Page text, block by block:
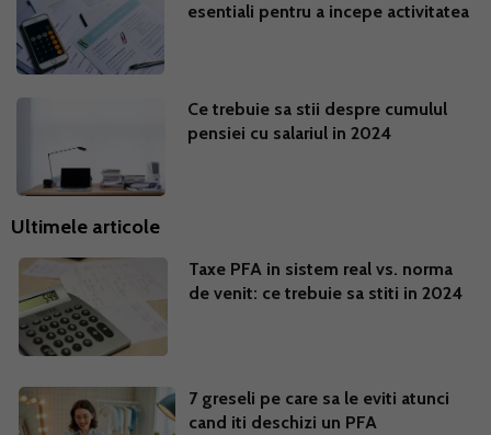
esentiali pentru a incepe activitatea
Ce trebuie sa stii despre cumulul
pensiei cu salariul in 2024
Ultimele articole
Taxe PFA in sistem real vs. norma
de venit: ce trebuie sa stiti in 2024
7 greseli pe care sa le eviti atunci
cand iti deschizi un PFA